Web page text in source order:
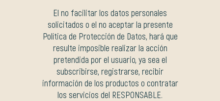
El no facilitar los datos personales
solicitados o el no aceptar la presente
Política de Protección de Datos, hará que
resulte imposible realizar la acción
pretendida por el usuario, ya sea el
subscribirse, registrarse, recibir
información de los productos o contratar
los servicios del RESPONSABLE.